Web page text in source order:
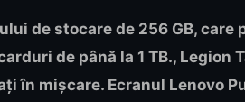
de stocare de 256 GB,
de până la 1 TB.,
în mișcare. Ecranul Lenovo